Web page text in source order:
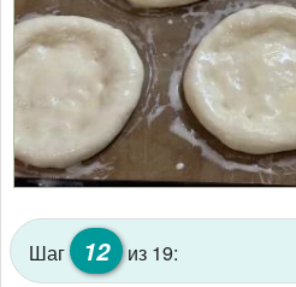
Шаг 12 из 19: